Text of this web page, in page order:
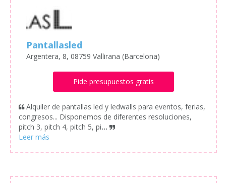
Pantallasled
Argentera, 8, 08759 Vallirana (Barcelona)
Pide presupuestos gratis
Alquiler de pantallas led y ledwalls para eventos, ferias,
congresos... Disponemos de diferentes resoluciones,
pitch 3, pitch 4, pitch 5, pi...